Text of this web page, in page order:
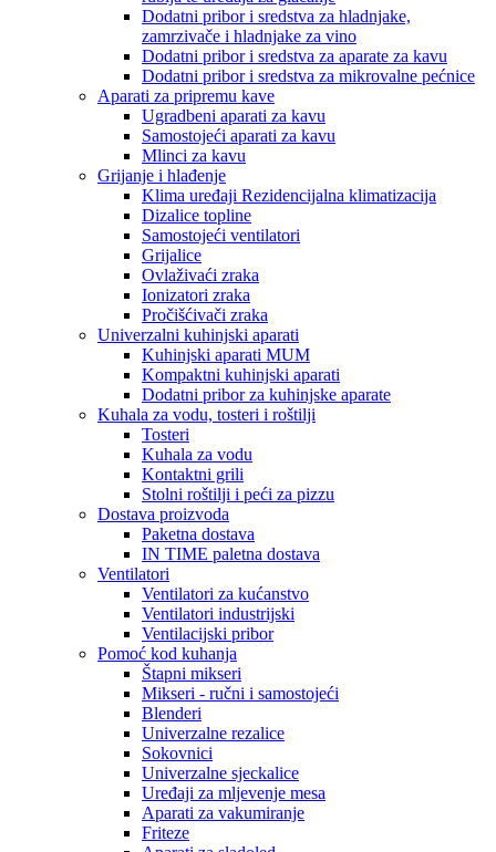
Dodatni pribor i sredstva za hladnjake,
zamrzivače i hladnjake za vino
Dodatni pribor i sredstva za aparate za kavu
Dodatni pribor i sredstva za mikrovalne pećnice
Aparati za pripremu kave
Ugradbeni aparati za kavu
Samostojeći aparati za kavu
Mlinci za kavu
Grijanje i hlađenje
Klima uređaji Rezidencijalna klimatizacija
Dizalice topline
Samostojeći ventilatori
Grijalice
Ovlaživaći zraka
Ionizatori zraka
Pročišćivači zraka
Univerzalni kuhinjski aparati
Kuhinjski aparati MUM
Kompaktni kuhinjski aparati
Dodatni pribor za kuhinjske aparate
Kuhala za vodu, tosteri i roštilji
Tosteri
Kuhala za vodu
Kontaktni grili
Stolni roštilji i peći za pizzu
Dostava proizvoda
Paketna dostava
IN TIME paletna dostava
Ventilatori
Ventilatori za kućanstvo
Ventilatori industrijski
Ventilacijski pribor
Pomoć kod kuhanja
Štapni mikseri
Mikseri - ručni i samostojeći
Blenderi
Univerzalne rezalice
Sokovnici
Univerzalne sjeckalice
Uređaji za mljevenje mesa
Aparati za vakumiranje
Friteze